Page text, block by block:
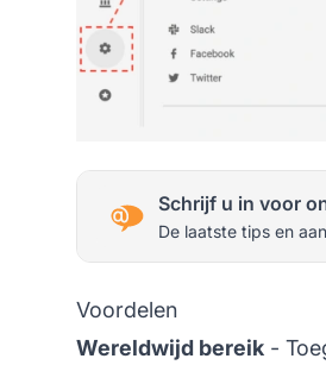
Schrijf u in voor
De laatste tips en
Voordelen
Wereldwijd bereik -